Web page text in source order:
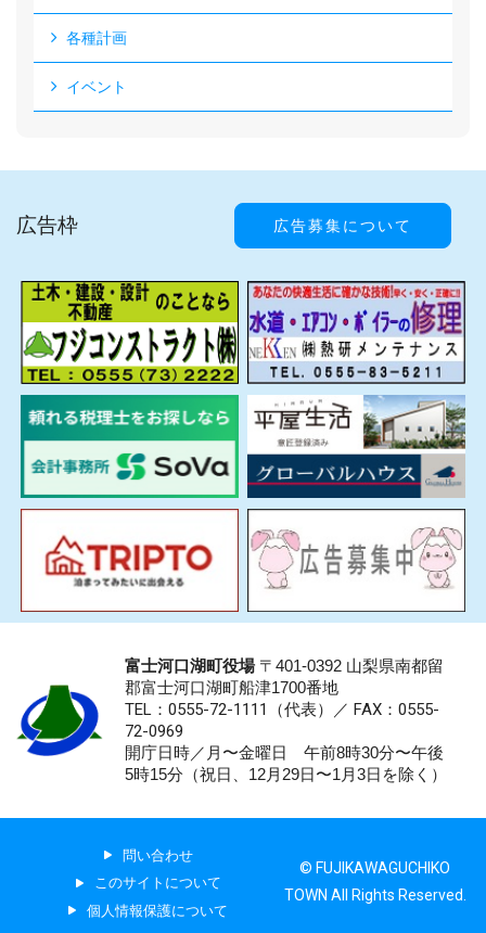
各種計画
イベント
広告枠 広告募集について
富士河口湖町役場〒401-0392 山梨県南都留
郡富士河口湖町船津1700番地
TEL：0555-72-1111 （代表）／ FAX：0555-
72-0969
開庁日時／月〜金曜日 午前8時30分〜午後
5時15分（祝日、12月29日〜1月3日を除く）
問い合わせ
このサイトについて
個人情報保護について
© FUJIKAWAGUCHIKO
TOWN All Rights Reserved.